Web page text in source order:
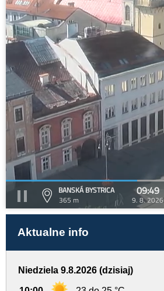
BANSKÁ BYSTRICA
365 m
09:49
9. 8. 2026
Aktualne info
Niedziela 9.8.2026 (dzisiaj)